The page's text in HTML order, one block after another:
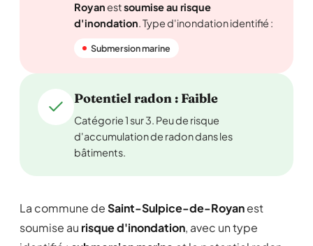
Royanestsoumise au risque
d'inondation. Type d'inondation identifié :
Submersion marine
Potentiel radon : Faible
Catégorie 1 sur 3. Peu de risque
d'accumulation de radon dans les
bâtiments.
La commune deSaint-Sulpice-de-Royanest
soumise au risque d'inondation, avec un type